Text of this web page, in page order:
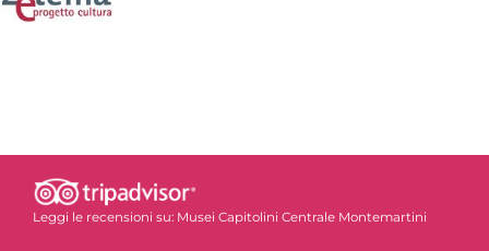
Leggi le recensioni su: Musei Capitolini Centrale Montemartini